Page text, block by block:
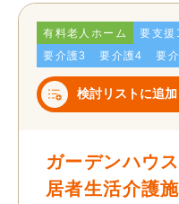
有料老人ホーム 要支援
要介護3
要介護4 要
検討リストに追加
ガーデンハウ
居者生活介護施